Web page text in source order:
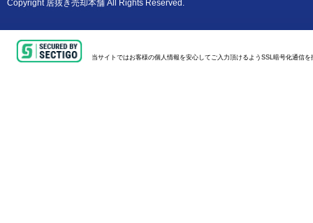
Copyright 居抜き売却本舗 All Rights Reserved.
当サイトではお客様の個人情報を安心してご入力頂けるようSSL暗号化通信